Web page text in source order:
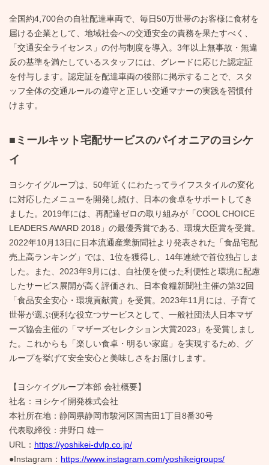
全国約4,700台の自社配達車両で、毎日50万世帯のお客様に食材を
届ける企業として、地域社会への交通安全の責務を果たすべく、
「交通安全ライセンス」の付与制度を導入。3年以上無事故・無違
反の基準を満たしているスタッフには、グレードに応じた認定証
を付与します。認定証を配達車両の後部に掲示することで、スタ
ッフ全体の交通ルールの遵守と正しい交通マナーの実践を習慣付
けます。
■ミールキット宅配サービスのパイオニアのヨシケ
イ
ヨシケイグループは、50年近くにわたってライフスタイルの変化
に対応したメニューを開発し続け、日本の食卓をサポートしてき
ました。2019年には、再配達ゼロの取り組みが「COOL CHOICE
LEADERS AWARD 2018」の最優秀賞である、環境大臣賞を受賞。
2022年10月13日に日本流通産業新聞社より発表された「食品宅配
売上高ランキング」では、1位を獲得し、14年連続で首位独占しま
した。また、2023年9月には、自社便を使った利便性と環境に配慮
したサービス展開が高く評価され、日本食糧新聞社主催の第32回
「食品安全安心・環境貢献賞」を受賞。2023年11月には、子育て
世帯が選ぶ便利な役立つサービスとして、一般社団法人日本マザ
ーズ協会主催の「マザーズセレクション大賞2023」を受賞しまし
た。これからも「楽しい食卓・明るい家庭」を実現するため、グ
ループを挙げて安全安心と美味しさをお届けします。
【ヨシケイグループ本部 会社概要】
社名：ヨシケイ開発株式会社
本社所在地：静岡県静岡市駿河区国吉田1丁目8番30号
代表取締役：井野口 雄一
URL： https://yoshikei-dvlp.co.jp/
●Instagram： https://www.instagram.com/yoshikeigroups/